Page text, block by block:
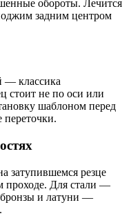
обороты. Лечится
задним центром
— классика
стоит не по оси или
шаблоном перед
затупившемся резце
проходе. Для стали —
бронзы и латуни —